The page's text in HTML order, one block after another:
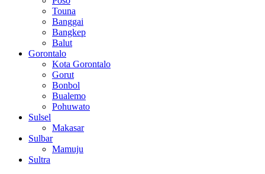
Touna
Banggai
Bangkep
Balut
Gorontalo
Kota Gorontalo
Gorut
Bonbol
Bualemo
Pohuwato
Sulsel
Makasar
Sulbar
Mamuju
Sultra